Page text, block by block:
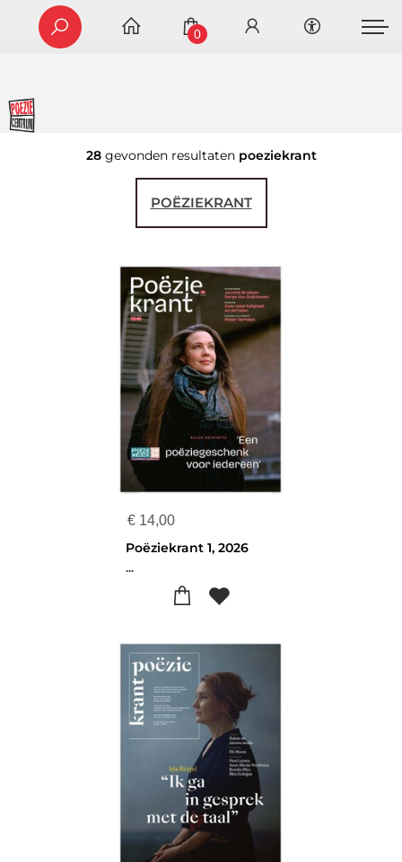
0
28 gevonden resultaten poeziekrant
POËZIEKRANT
€ 14,00
Poëziekrant 1, 2026
...